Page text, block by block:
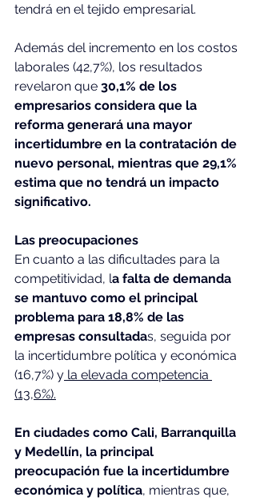
tendrá en el tejido empresarial.
Además del incremento en los costos
laborales (42,7%), los resultados
revelaron que 30,1% de los
empresarios considera que la
reforma generará una mayor
incertidumbre en la contratación de
nuevo personal, mientras que 29,1%
estima que no tendrá un impacto
significativo.
Las preocupaciones
En cuanto a las dificultades para la
competitividad, la falta de demanda
se mantuvo como el principal
problema para 18,8% de las
empresas consultadas, seguida por
la incertidumbre política y económica
(16,7%) y la elevada competencia
(13,6%).
En ciudades como Cali, Barranquilla
y Medellín, la principal
preocupación fue la incertidumbre
económica y política, mientras que,